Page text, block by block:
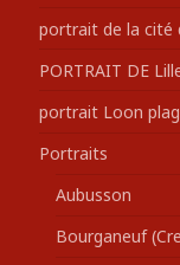
portrait de la cité
PORTRAIT DE
portrait Loon
Portraits
Aubusson
Bourganeuf